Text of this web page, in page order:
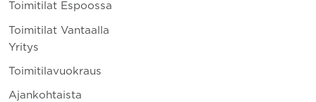
Toimitilat Espoossa
Toimitilat Vantaalla
Yritys
Toimitilavuokraus
Ajankohtaista